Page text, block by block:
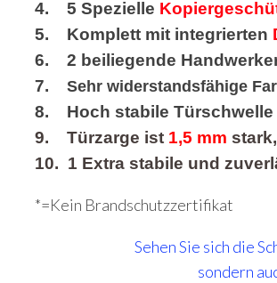
4. 5 Spezielle
5. Komplett mit integrierten
6. 2 beiliegende
7. Sehr widerstandsfähige
8. Hoch stabile Türschwelle
9. Türzarge ist 1,5 mm
10. 1 Extra stabile und
*=Kein Brandschutzzertifikat
Sehen Sie sich die
sondern